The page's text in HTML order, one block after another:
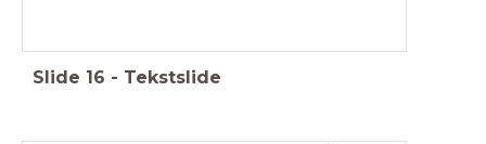
Slide 16 - Tekstslide